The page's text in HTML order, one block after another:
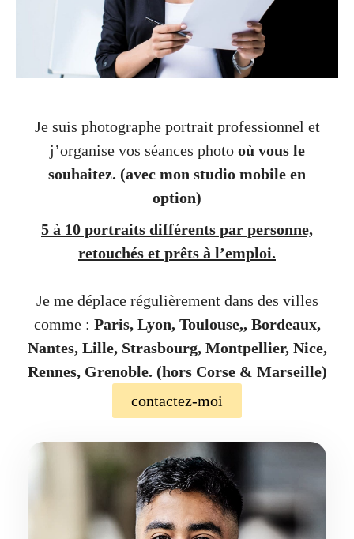
Je suis photographe portrait professionnel et
j’organise vos séances photo où vous le
souhaitez. (avec mon studio mobile en
option)
5 à 10 portraits différents par personne,
retouchés et prêts à l’emploi.
Je me déplace régulièrement dans des villes
comme : Paris, Lyon, Toulouse,, Bordeaux,
Nantes, Lille, Strasbourg, Montpellier, Nice,
Rennes, Grenoble. (hors Corse & Marseille)
contactez-moi